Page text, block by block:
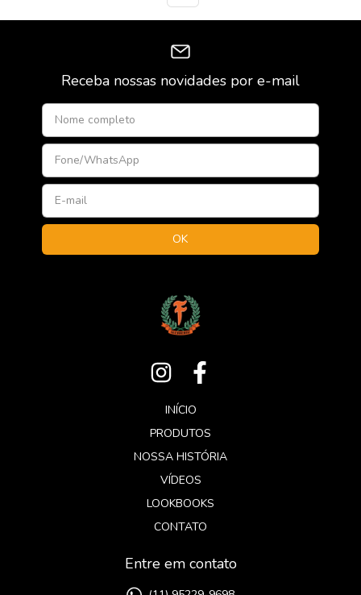
Receba nossas novidades por e-mail
INÍCIO
PRODUTOS
NOSSA HISTÓRIA
VÍDEOS
LOOKBOOKS
CONTATO
Entre em contato